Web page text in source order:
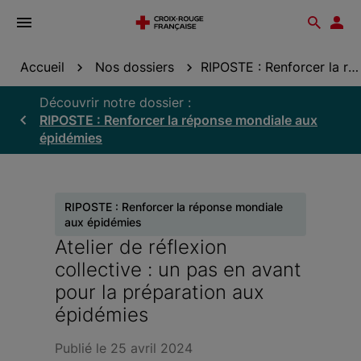
Ouvrir
Accueil Nos dossiers RIPOSTE : Renforcer la réponse mondiale aux...
Découvrir notre dossier :
RIPOSTE : Renforcer la réponse mondiale aux
épidémies
RIPOSTE : Renforcer la réponse mondiale
aux épidémies
Atelier de réflexion
collective : un pas en avant
pour la préparation aux
épidémies
Publié le 25 avril 2024